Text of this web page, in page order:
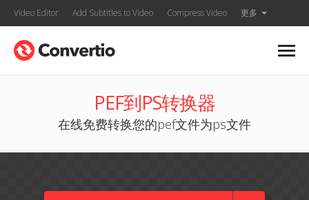
Video Editor Add Subtitles to Video Compress Video 更多
PEF到PS转换器
在线免费转换您的pef文件为ps文件